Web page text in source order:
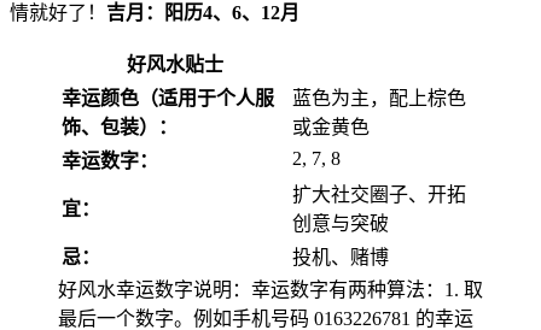
情就好了！ 吉月：阳历4、6、12月
好风水贴士
幸运颜色（适用于个人服
饰、包装）：
蓝色为主，配上棕色
或金黄色
幸运数字：
2, 7, 8
宜：
扩大社交圈子、开拓
创意与突破
忌：
投机、赌博
好风水幸运数字说明：幸运数字有两种算法：1. 取
最后一个数字。例如手机号码 0163226781 的幸运